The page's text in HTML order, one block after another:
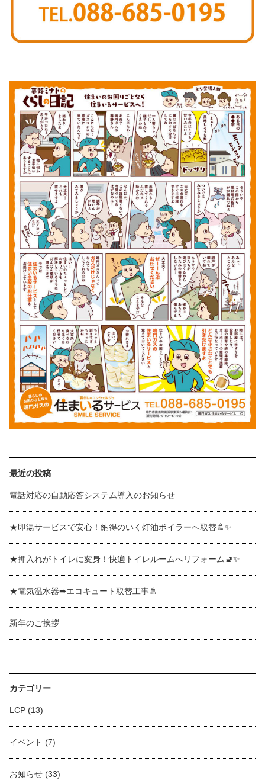
最近の投稿
電話対応の自動応答システム導入のお知らせ
★即湯サービスで安心！納得のいく灯油ボイラーへ取替🚿✨
★押入れがトイレに変身！快適トイレルームへリフォーム🚽✨
★電気温水器➡エコキュート取替工事🚿
新年のご挨拶
カテゴリー
LCP (13)
イベント (7)
お知らせ (33)